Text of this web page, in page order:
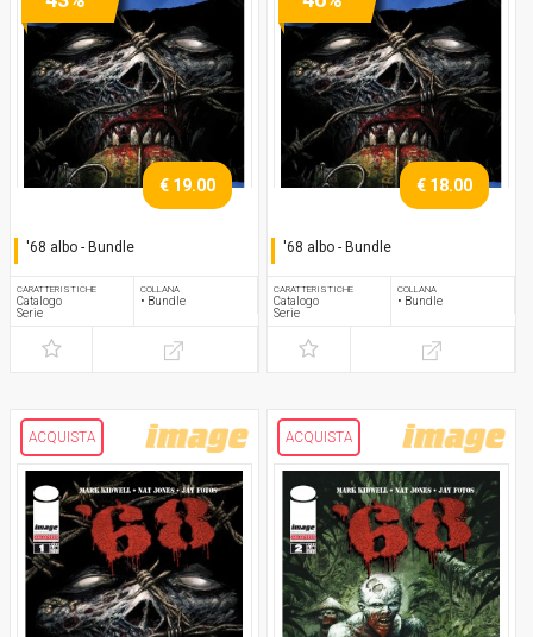
'68 albo - Bundle
€ 19.00
CARATTERISTICHE
Catalogo
Serie
COLLANA
• Bundle
'68 albo - Bundle
€ 18.00
CARATTERISTICHE
Catalogo
Serie
COLLANA
• Bundle
ACQUISTA ACQUISTA